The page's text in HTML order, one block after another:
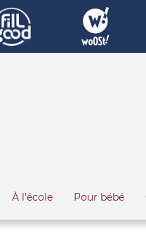
À l'école Pour bébé